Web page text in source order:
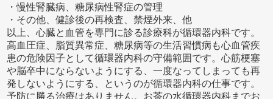
・慢性腎臓病、糖尿病性腎症の管理
・その他、健診後の再検査、禁煙外来、他
以上、心臓と血管を専門に診る診療科が循環器内科です。
高血圧症、脂質異常症、糖尿病等の生活習慣病も心血管疾
患の危険因子として循環器内科の守備範囲です。心筋梗塞
や脳卒中にならないようにする、一度なってしまっても再
発しないようにする、というのが循環器内科の仕事です。
予防に勝る治療はありません。お茶の水循環器内科までお